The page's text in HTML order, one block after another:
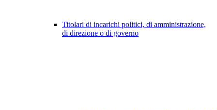
Titolari di incarichi politici, di amministrazione,
di direzione o di governo